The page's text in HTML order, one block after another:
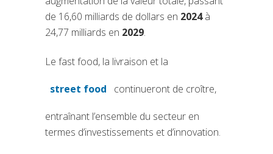
de 16,60 milliards de dollars en 2024à
24,77 milliards en 2029.
Le fast food, la livraison et la
street food continueront de croître,
entraînant l’ensemble du secteur en
termes d’investissements et d’innovation.